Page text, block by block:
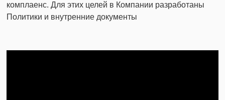
комплаенс. Для этих целей в Компании разработаны
Политики и внутренние документы